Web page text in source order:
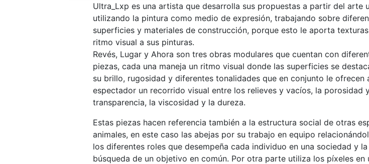
Ultra_Lxp es una artista que desarrolla sus propuestas a partir del arte
utilizando la pintura como medio de expresión, trabajando sobre
superficies y materiales de construcción, porque esto le aporta
ritmo visual a sus pinturas.
Revés, Lugar y Ahora son tres obras modulares que cuentan con
piezas, cada una maneja un ritmo visual donde las superficies se
su brillo, rugosidad y diferentes tonalidades que en conjunto le ofrecen
espectador un recorrido visual entre los relieves y vacíos, la porosidad
transparencia, la viscosidad y la dureza.
Estas piezas hacen referencia también a la estructura social de otras
animales, en este caso las abejas por su trabajo en equipo
los diferentes roles que desempeña cada individuo en una sociedad y la
búsqueda de un objetivo en común. Por otra parte utiliza los píxeles en